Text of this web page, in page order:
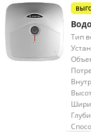
Тип